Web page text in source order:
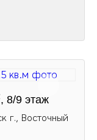
, 8/9 этаж
г., Восточный